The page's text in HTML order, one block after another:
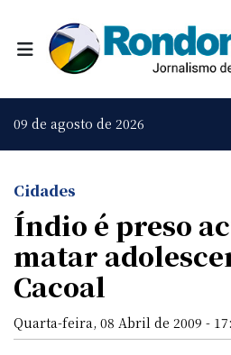
09 de agosto de 2026
Cidades
Índio é preso
matar
Cacoal
Quarta-feira, 08 Abril de 2009 -